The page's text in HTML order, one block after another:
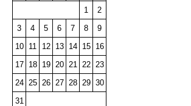
1
2
3
4 5 6 7 8
9
10
11 12 13 14 15
16
17
18 19 20 21 22
23
24
25 26 27 28 29 30
31